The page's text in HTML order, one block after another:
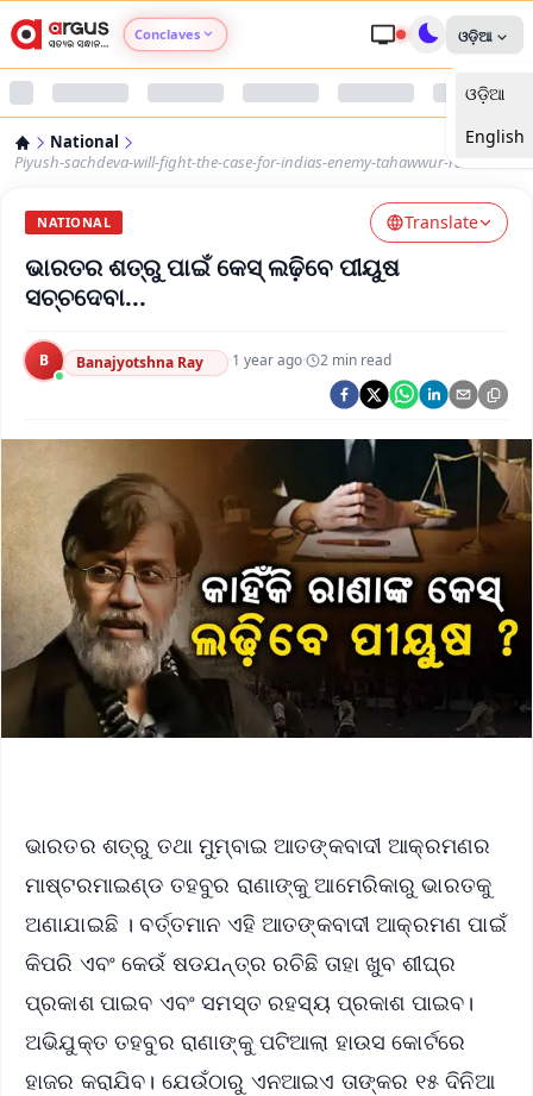
Conclaves
Argus Nari Shakti
Argus Health Connect
Argus Swaad Odisha
Argus Chalo Dekhein Apna Desh
ଓଡ଼ିଆ
ଓଡ଼ିଆ
English
National
Piyush-sachdeva-will-fight-the-case-for-indias-enemy-tahawwur-rana
NATIONAL Translate
ଭାରତର ଶତ୍ରୁ ପାଇଁ କେସ୍‌ ଲଢ଼ିବେ ପୀୟୁଷ
ସଚ୍ଚଦେବା...
B Banajyotshna Ray ·1 year ago· 2 min read
ଭାରତର ଶତ୍ରୁ ତଥା ମୁମ୍ବାଇ ଆତଙ୍କବାଦୀ ଆକ୍ରମଣର
ମାଷ୍ଟରମାଇଣ୍ଡ ତହବୁର ରାଣାଙ୍କୁ ଆମେରିକାରୁ ଭାରତକୁ
ଅଣାଯାଇଛି । ବର୍ତ୍ତମାନ ଏହି ଆତଙ୍କବାଦୀ ଆକ୍ରମଣ ପାଇଁ
କିପରି ଏବଂ କେଉଁ ଷଡଯନ୍ତ୍ର ରଚିଛି ତାହା ଖୁବ ଶୀଘ୍ର
ପ୍ରକାଶ ପାଇବ ଏବଂ ସମସ୍ତ ରହସ୍ୟ ପ୍ରକାଶ ପାଇବ।
ଅଭିଯୁକ୍ତ ତହବୁର ରାଣାଙ୍କୁ ପଟିଆଲା ହାଉସ କୋର୍ଟରେ
ହାଜର କରାଯିବ। ଯେଉଁଠାରୁ ଏନଆଇଏ ତାଙ୍କର ୧୫ ଦିନିଆ